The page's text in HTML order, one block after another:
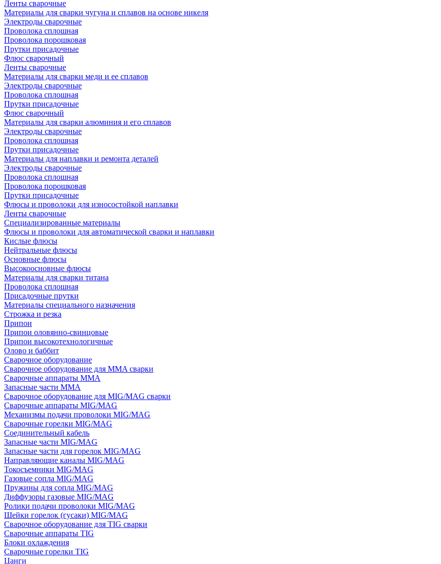
Ленты сварочные
Материалы для сварки чугуна и сплавов на основе никеля
Электроды сварочные
Проволока сплошная
Проволока порошковая
Прутки присадочные
Флюс сварочный
Ленты сварочные
Материалы для сварки меди и ее сплавов
Электроды сварочные
Проволока сплошная
Прутки присадочные
Флюс сварочный
Материалы для сварки алюминия и его сплавов
Электроды сварочные
Проволока сплошная
Прутки присадочные
Материалы для наплавки и ремонта деталей
Электроды сварочные
Проволока сплошная
Проволока порошковая
Прутки присадочные
Флюсы и проволоки для износостойкой наплавки
Ленты сварочные
Специализированные материалы
Флюсы и проволоки для автоматической сварки и наплавки
Кислые флюсы
Нейтральные флюсы
Основные флюсы
Высокоосновные флюсы
Материалы для сварки титана
Проволока сплошная
Присадочные прутки
Материалы специального назначения
Строжка и резка
Припои
Припои оловянно-свинцовые
Припои высокотехнологичные
Олово и баббит
Сварочное оборудование
Сварочное оборудование для MMA сварки
Сварочные аппараты MMA
Запасные части MMA
Сварочное оборудование для MIG/MAG сварки
Сварочные аппараты MIG/MAG
Механизмы подачи проволоки MIG/MAG
Сварочные горелки MIG/MAG
Соединительный кабель
Запасные части MIG/MAG
Запасные части для горелок MIG/MAG
Направляющие каналы MIG/MAG
Токосъемники MIG/MAG
Газовые сопла MIG/MAG
Пружины для сопла MIG/MAG
Диффузоры газовые MIG/MAG
Ролики подачи проволоки MIG/MAG
Шейки горелок (гусаки) MIG/MAG
Сварочное оборудование для TIG сварки
Сварочные аппараты TIG
Блоки охлаждения
Сварочные горелки TIG
Цанги